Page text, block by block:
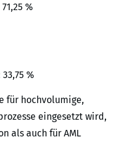
%
%
für hochvolumige,
eingesetzt wird,
als auch für AML